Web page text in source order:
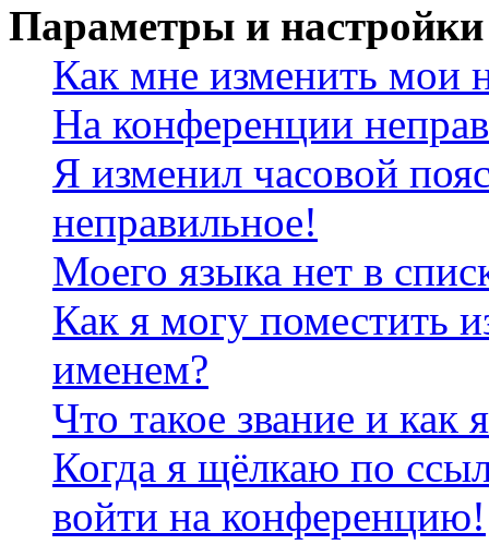
Параметры и настройки
Как мне изменить мои
На конференции
Я изменил часовой
неправильное!
Моего языка нет в
Как я могу поместить
именем?
Что такое звание и как
Когда я щёлкаю по
войти на конференцию!